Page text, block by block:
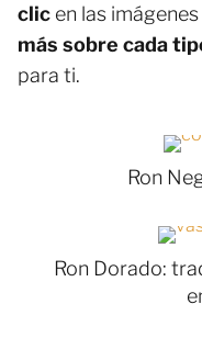
clic en las
más sobre cada
para ti.
Ron
Ron Dorado: